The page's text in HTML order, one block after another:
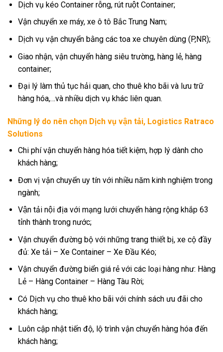
Dịch vụ kéo Container rỗng, rút ruột Container;
Vận chuyển xe máy, xe ô tô Bắc Trung Nam;
Dịch vụ vận chuyển bằng các toa xe chuyên dùng (P,NR);
Giao nhận, vận chuyển hàng siêu trường, hàng lẻ, hàng
container;
Đại lý làm thủ tục hải quan, cho thuê kho bãi và lưu trữ
hàng hóa,…và nhiều dịch vụ khác liên quan.
Những lý do nên chọn Dịch vụ vận tải, Logistics Ratraco
Solutions
Chi phí vận chuyển hàng hóa tiết kiệm, hợp lý dành cho
khách hàng;
Đơn vị vận chuyển uy tín với nhiều năm kinh nghiệm trong
ngành;
Vận tải nội địa với mạng lưới chuyển hàng rộng khắp 63
tỉnh thành trong nước;
Vận chuyển đường bộ với những trang thiết bị, xe cộ đầy
đủ: Xe tải – Xe Container – Xe Đầu Kéo;
Vận chuyển đường biển giá rẻ với các loại hàng như: Hàng
Lẻ – Hàng Container – Hàng Tàu Rời;
Có Dịch vụ cho thuê kho bãi với chính sách ưu đãi cho
khách hàng;
Luôn cập nhật tiến độ, lộ trình vận chuyển hàng hóa đến
khách hàng;